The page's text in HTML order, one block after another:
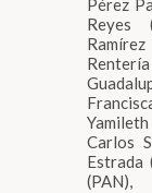
Pérez
Reyes
Carlos
Estrada
(PAN),